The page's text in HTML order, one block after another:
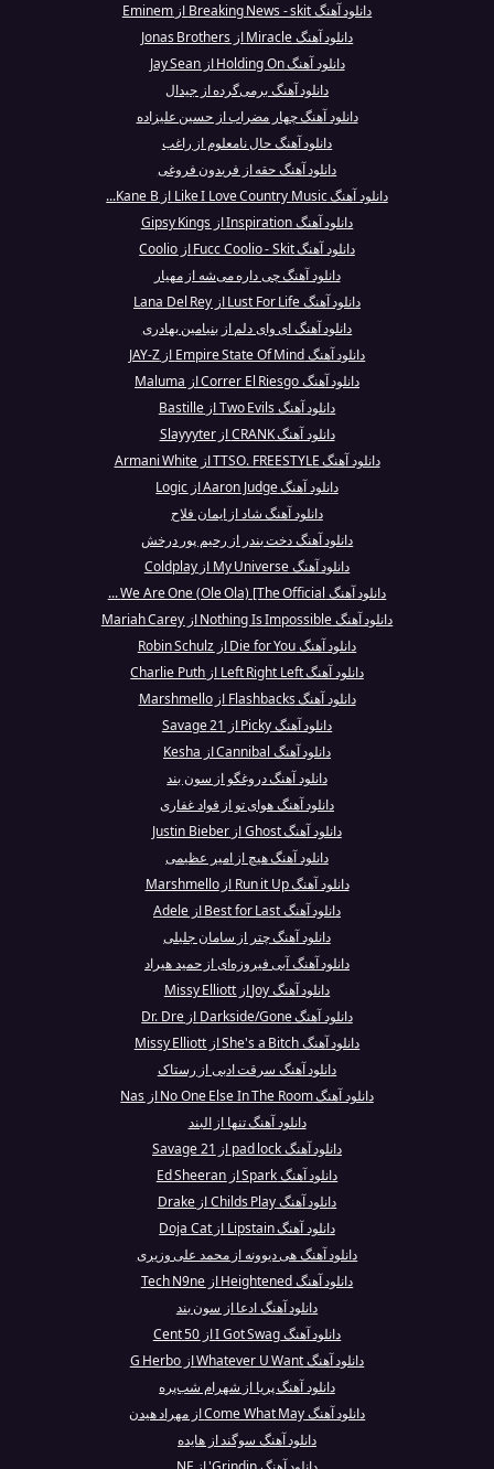
دانلود آهنگ Breaking News - skit از Eminem
دانلود آهنگ Miracle از Jonas Brothers
دانلود آهنگ Holding On از Jay Sean
دانلود آهنگ برمی‌گرده از جیدال
دانلود آهنگ چهار مضراب از حسین علیزاده
دانلود آهنگ حال نامعلوم از راغب
دانلود آهنگ حقه از فریدون فروغی
دانلود آهنگ Like I Love Country Music از Kane B...
دانلود آهنگ Inspiration از Gipsy Kings
دانلود آهنگ Fucc Coolio - Skit از Coolio
دانلود آهنگ چی داره می‌شه از مهیار
دانلود آهنگ Lust For Life از Lana Del Rey
دانلود آهنگ ای وای دلم از بنیامین بهادری
دانلود آهنگ Empire State Of Mind از JAY-Z
دانلود آهنگ Correr El Riesgo از Maluma
دانلود آهنگ Two Evils از Bastille
دانلود آهنگ CRANK از Slayyyter
دانلود آهنگ TTSO. FREESTYLE از Armani White
دانلود آهنگ Aaron Judge از Logic
دانلود آهنگ شاد از ایمان فلاح
دانلود آهنگ دخت بندر از رحیم پور درخش
دانلود آهنگ My Universe از Coldplay
دانلود آهنگ We Are One (Ole Ola) [The Official ...
دانلود آهنگ Nothing Is Impossible از Mariah Carey
دانلود آهنگ Die for You از Robin Schulz
دانلود آهنگ Left Right Left از Charlie Puth
دانلود آهنگ Flashbacks از Marshmello
دانلود آهنگ Picky از 21 Savage
دانلود آهنگ Cannibal از Kesha
دانلود آهنگ دروغگو از سون بند
دانلود آهنگ هوای تو از فواد غفاری
دانلود آهنگ Ghost از Justin Bieber
دانلود آهنگ هیچ از امیر عظیمی
دانلود آهنگ Run it Up از Marshmello
دانلود آهنگ Best for Last از Adele
دانلود آهنگ چتر از سامان جلیلی
دانلود آهنگ آبی فیروزه‌ای از حمید هیراد
دانلود آهنگ Joy از Missy Elliott
دانلود آهنگ Darkside/Gone از Dr. Dre
دانلود آهنگ She's a Bitch از Missy Elliott
دانلود آهنگ سرقت ادبی از رستاک
دانلود آهنگ No One Else In The Room از Nas
دانلود آهنگ تنها از البند
دانلود آهنگ pad lock از 21 Savage
دانلود آهنگ Spark از Ed Sheeran
دانلود آهنگ Childs Play از Drake
دانلود آهنگ Lipstain از Doja Cat
دانلود آهنگ هی دیوونه از محمد علی وزیری
دانلود آهنگ Heightened از Tech N9ne
دانلود آهنگ ادعا از سون بند
دانلود آهنگ I Got Swag از 50 Cent
دانلود آهنگ Whatever U Want از G Herbo
دانلود آهنگ پریا از شهرام شب‌پره
دانلود آهنگ Come What May از مهراد هیدن
دانلود آهنگ سوگند از هایده